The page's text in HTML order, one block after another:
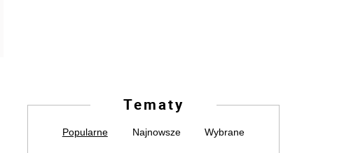
Tematy
Popularne Najnowsze Wybrane